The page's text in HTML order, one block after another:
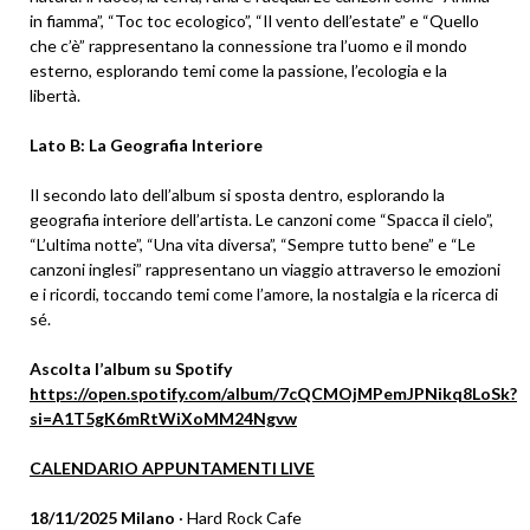
in fiamma”, “Toc toc ecologico”, “Il vento dell’estate” e “Quello
che c’è” rappresentano la connessione tra l’uomo e il mondo
esterno, esplorando temi come la passione, l’ecologia e la
libertà.
Lato B: La Geografia Interiore
Il secondo lato dell’album si sposta dentro, esplorando la
geografia interiore dell’artista. Le canzoni come “Spacca il cielo”,
“L’ultima notte”, “Una vita diversa”, “Sempre tutto bene” e “Le
canzoni inglesi” rappresentano un viaggio attraverso le emozioni
e i ricordi, toccando temi come l’amore, la nostalgia e la ricerca di
sé.
Ascolta l’album su Spotify
https://open.spotify.com/album/7cQCMOjMPemJPNikq8LoSk?
si=A1T5gK6mRtWiXoMM24Ngvw
CALENDARIO APPUNTAMENTI LIVE
18/11/2025 Milano · Hard Rock Cafe